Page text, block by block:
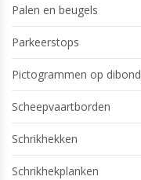
Palen en beugels
Parkeerstops
Pictogrammen op dibond
Scheepvaartborden
Schrikhekken
Schrikhekplanken